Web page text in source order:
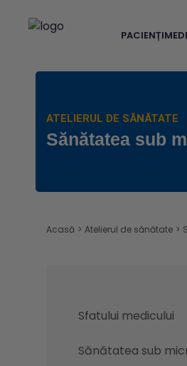
PACIENȚI
ATELIERUL DE SĂNĂTATE
Sănătatea sub
Acasă > Atelierul de sănătate >
Sfatului medicului
Sănătatea sub